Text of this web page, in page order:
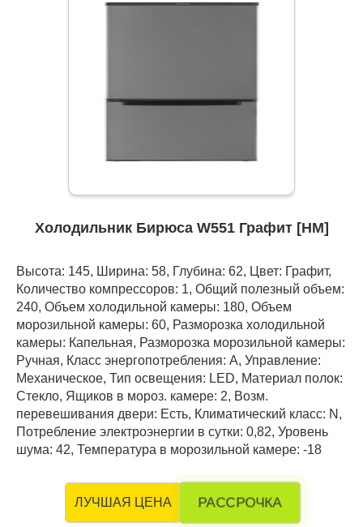
Холодильник Бирюса W551 Графит [НМ]
Высота: 145, Ширина: 58, Глубина: 62, Цвет: Графит,
Количество компрессоров: 1, Общий полезный объем:
240, Объем холодильной камеры: 180, Объем
морозильной камеры: 60, Разморозка холодильной
камеры: Капельная, Разморозка морозильной камеры:
Ручная, Класс энергопотребления: А, Управление:
Механическое, Тип освещения: LED, Материал полок:
Стекло, Ящиков в мороз. камере: 2, Возм.
перевешивания двери: Есть, Климатический класс: N,
Потребление электроэнергии в сутки: 0,82, Уровень
шума: 42, Температура в морозильной камере: -18
ЛУЧШАЯ ЦЕНА РАССРОЧКА